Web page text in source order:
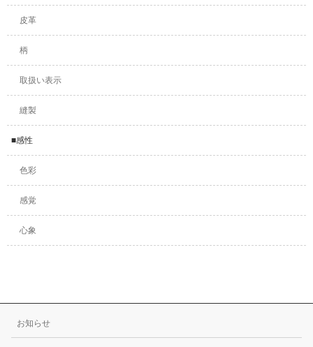
皮革
柄
取扱い表示
縫製
■感性
色彩
感覚
心象
お知らせ